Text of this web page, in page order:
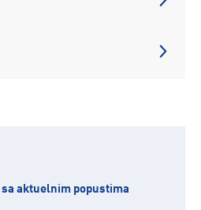
sa aktuelnim popustima